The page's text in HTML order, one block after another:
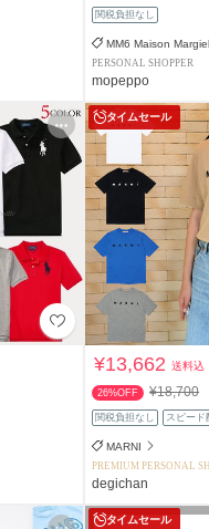
関税負担なし
MM6 Maison
PERSONAL SHOPPER
mopeppo
タイムセール
¥13,662送料込
26%OFF ¥18,700
関税負担なし スピード
MARNI
PREMIUM PERSONAL
degichan
タイムセール